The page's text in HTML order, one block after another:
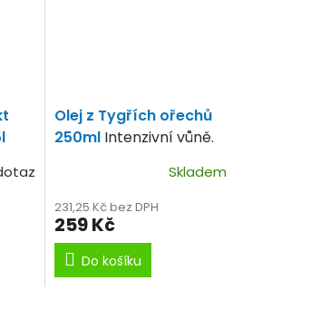
Olej z Tygřích ořechů
250ml Intenzivní vůně.
Skladem
231,25 Kč bez DPH
259 Kč
Do košíku